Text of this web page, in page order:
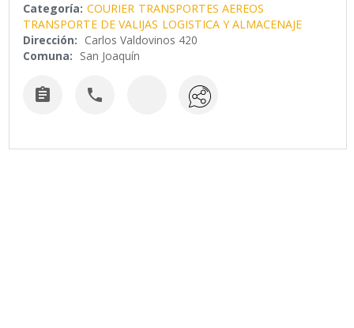
Categoría: COURIER TRANSPORTES AEREOS
TRANSPORTE DE VALIJAS LOGISTICA Y ALMACENAJE
Dirección: Carlos Valdovinos 420
Comuna: San Joaquín
 